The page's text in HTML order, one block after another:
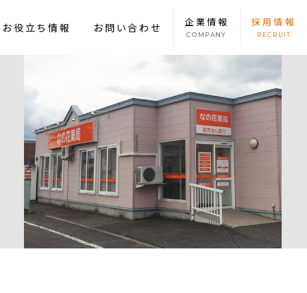
役立ち情報 お問い合わせ 企業情報
COMPANY
採用情報
RECRUIT